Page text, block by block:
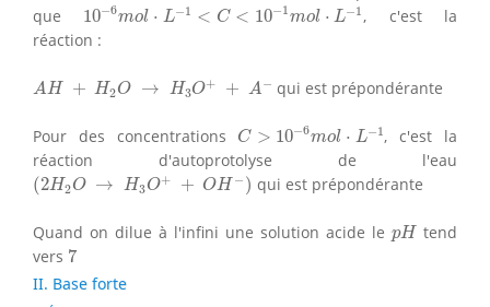
que 10−6mol ⋅ L−1 < C < 10−1mol ⋅ L−1, c'est la
réaction :
AH + H2O → H3O+ + A−
A H H 2O → H O++ − qui est prépondérante
Pour des concentrations C > 10−6mol ⋅ L−1
C> 10−6m l⋅ −1
, c'est la
réaction d'autoprotolyse de l'eau
(2H2O → H3O+ + OH − )
(2H2O → H3 O+ O H−) qui est prépondérante
Quand on dilue à l'infini une solution acide lepH
pH tend
vers 7
7
II. Base forte